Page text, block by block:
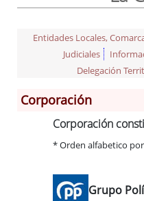
Monumentos
Gastronomía
Entidades Locales,
Judiciales
Delegación
Corporación
Corporación
* Orden alfabetico
Grupo